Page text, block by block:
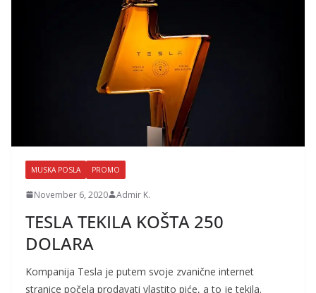
MUSKA POSLA PROMO
November 6, 2020 Admir K.
TESLA TEKILA KOŠTA 250
DOLARA
Kompanija Tesla je putem svoje zvanične internet
stranice počela prodavati vlastito piće, a to je tekila.